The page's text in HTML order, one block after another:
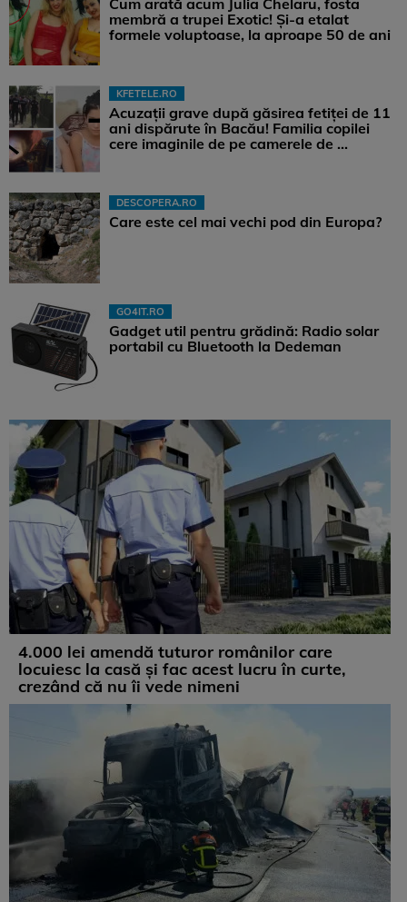
Cum arată acum Julia Chelaru, fosta
membră a trupei Exotic! Și-a etalat
formele voluptoase, la aproape 50 de ani
KFETELE.RO
Acuzații grave după găsirea fetiței de 11
ani dispărute în Bacău! Familia copilei
cere imaginile de pe camerele de ...
DESCOPERA.RO
Care este cel mai vechi pod din Europa?
GO4IT.RO
Gadget util pentru grădină: Radio solar
portabil cu Bluetooth la Dedeman
4.000 lei amendă tuturor românilor care
locuiesc la casă și fac acest lucru în curte,
crezând că nu îi vede nimeni